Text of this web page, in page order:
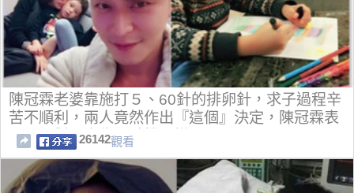
陳冠霖老婆靠施打５、60針的排卵針，求子過程辛
苦不順利，兩人竟然作出『這個』決定，陳冠霖表
示：絕對不會像八點檔一樣...
26142觀看